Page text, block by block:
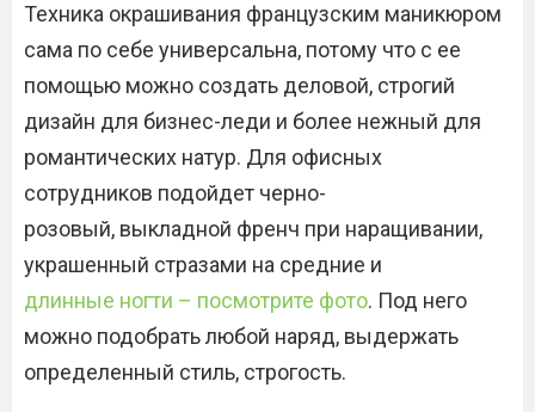
Техника окрашивания французским маникюром
сама по себе универсальна, потому что с ее
помощью можно создать деловой, строгий
дизайн для бизнес-леди и более нежный для
романтических натур. Для офисных
сотрудников подойдет черно-
розовый, выкладной френч при наращивании,
украшенный стразами на средние и
длинные ногти – посмотрите фото. Под него
можно подобрать любой наряд, выдержать
определенный стиль, строгость.